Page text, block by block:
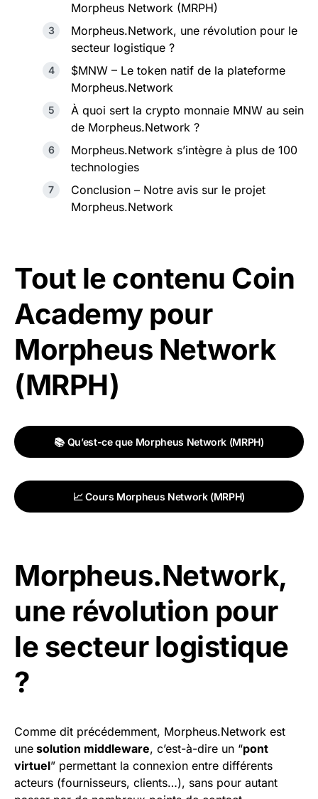
Morpheus Network (MRPH)
Morpheus.Network, une révolution pour le
secteur logistique ?
$MNW – Le token natif de la plateforme
Morpheus.Network
À quoi sert la crypto monnaie MNW au sein
de Morpheus.Network ?
Morpheus.Network s’intègre à plus de 100
technologies
Conclusion – Notre avis sur le projet
Morpheus.Network
Tout le contenu Coin
Academy pour
Morpheus Network
(MRPH)
📚 Qu’est-ce que Morpheus Network (MRPH)
📈 Cours Morpheus Network (MRPH)
Morpheus.Network,
une révolution pour
le secteur logistique
?
Comme dit précédemment, Morpheus.Network est
une solution middleware, c’est-à-dire un “pont
virtuel” permettant la connexion entre différents
acteurs (fournisseurs, clients…), sans pour autant